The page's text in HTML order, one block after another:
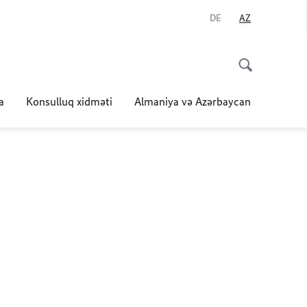
DE AZ
Konsulluq xidməti Almaniya və Azərbaycan